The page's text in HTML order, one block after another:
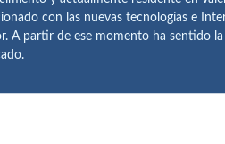
con las nuevas tecnologías e
A partir de ese momento ha sentido